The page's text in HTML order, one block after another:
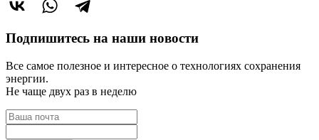
Подпишитесь на наши новости
Все самое полезное и интересное о технологиях сохранения
энергии.
Не чаще двух раз в неделю